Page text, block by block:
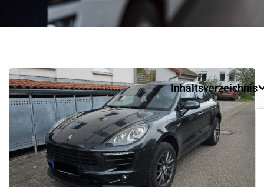
Inhaltsverzeichnis